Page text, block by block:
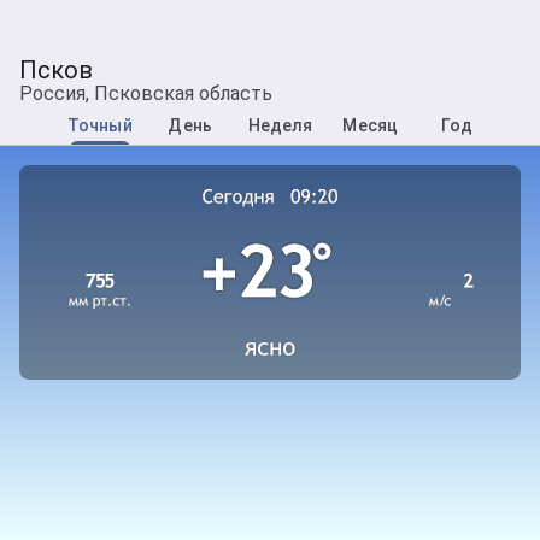
Псков
Россия, Псковская область
Точный День Неделя Месяц Год